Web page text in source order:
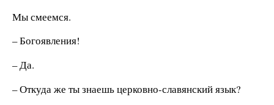
Мы смеемся.
– Богоявления!
– Да.
– Откуда же ты знаешь церковно-славянский язык?